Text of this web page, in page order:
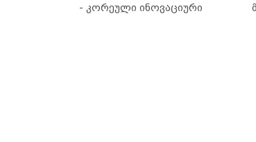
- კორეული ინოვაციური